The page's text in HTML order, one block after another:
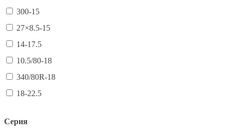
300-15
27×8.5-15
14-17.5
10.5/80-18
340/80R-18
18-22.5
Серия